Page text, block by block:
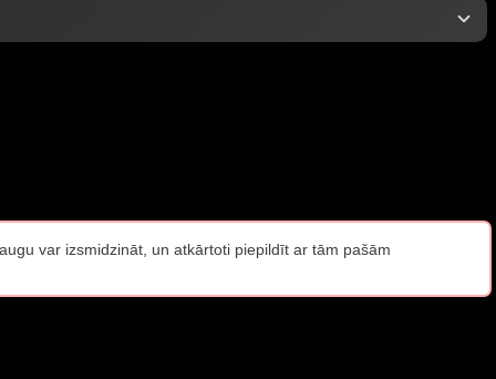
var izsmidzināt, un atkārtoti piepildīt ar tām pašām